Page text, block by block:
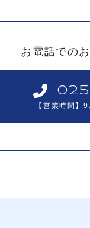
お電話での
【営業時間】